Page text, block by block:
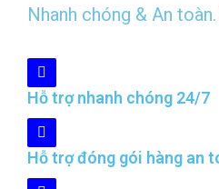
Nhanh chóng & An
Hỗ trợ nhanh chóng 24/7
Hỗ trợ đóng gói hàng an